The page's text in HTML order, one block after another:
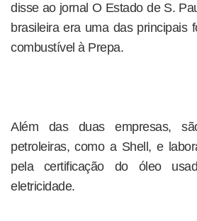
disse ao jornal O Estado de S.
brasileira era uma das principais
combustível à Prepa.
Além das duas empresas,
petroleiras, como a Shell, e
pela certificação do óleo
eletricidade.